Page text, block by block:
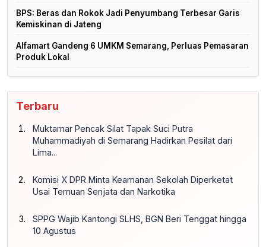
BPS: Beras dan Rokok Jadi Penyumbang Terbesar Garis
Kemiskinan di Jateng
Alfamart Gandeng 6 UMKM Semarang, Perluas Pemasaran
Produk Lokal
Terbaru
Muktamar Pencak Silat Tapak Suci Putra
Muhammadiyah di Semarang Hadirkan Pesilat dari
Lima...
Komisi X DPR Minta Keamanan Sekolah Diperketat
Usai Temuan Senjata dan Narkotika
SPPG Wajib Kantongi SLHS, BGN Beri Tenggat hingga
10 Agustus